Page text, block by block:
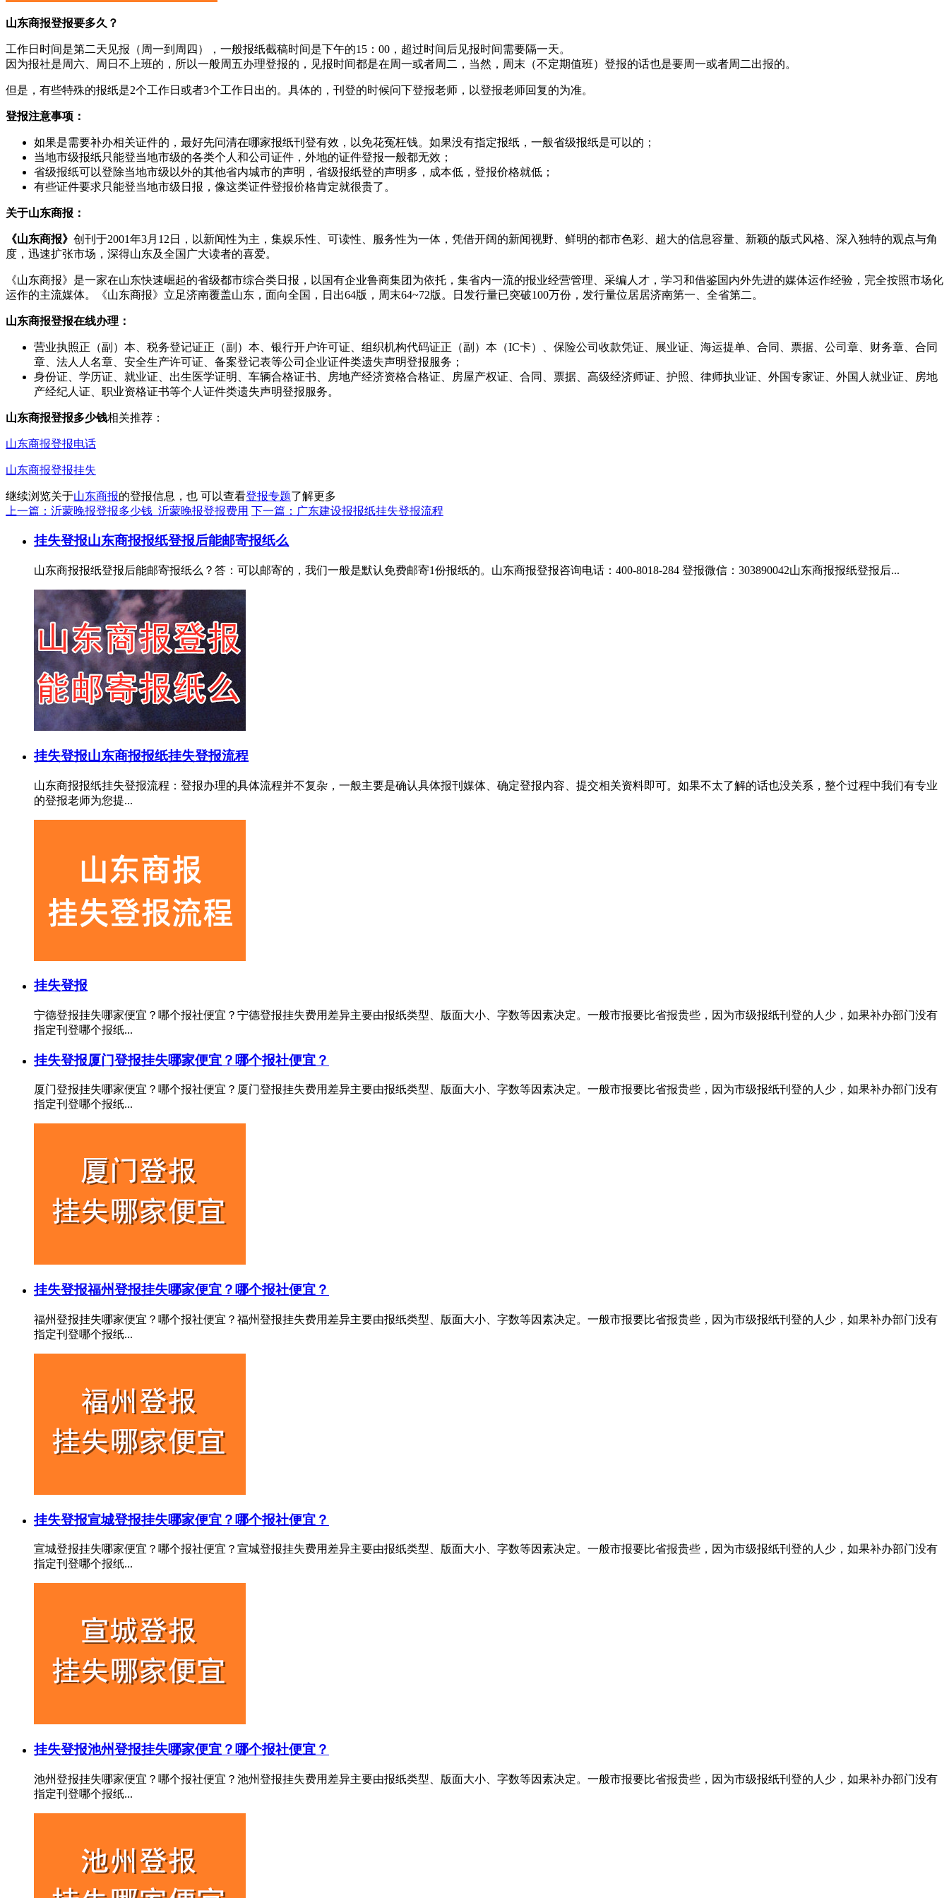
山东商报登报要多久？
工作日时间是第二天见报（周一到周四），一般报纸截稿时间是下午的15：00，超过时间后见报时间需要隔一天。
因为报社是周六、周日不上班的，所以一般周五办理登报的，见报时间都是在周一或者周二，当然，周末（不定期值班）登报的话也是要周一或者周二出报的。
但是，有些特殊的报纸是2个工作日或者3个工作日出的。具体的，刊登的时候问下登报老师，以登报老师回复的为准。
登报注意事项：
如果是需要补办相关证件的，最好先问清在哪家报纸刊登有效，以免花冤枉钱。如果没有指定报纸，一般省级报纸是可以的；
当地市级报纸只能登当地市级的各类个人和公司证件，外地的证件登报一般都无效；
省级报纸可以登除当地市级以外的其他省内城市的声明，省级报纸登的声明多，成本低，登报价格就低；
有些证件要求只能登当地市级日报，像这类证件登报价格肯定就很贵了。
关于山东商报：
《山东商报》 创刊于2001年3月12日，以新闻性为主，集娱乐性、可读性、服务性为一体，凭借开阔的新闻视野、鲜明的都市色彩、超大的信息容量、新颖的版式风格、深入独特的观点与角
度，迅速扩张市场，深得山东及全国广大读者的喜爱。
《山东商报》是一家在山东快速崛起的省级都市综合类日报，以国有企业鲁商集团为依托，集省内一流的报业经营管理、采编人才，学习和借鉴国内外先进的媒体运作经验，完全按照市场化
运作的主流媒体。《山东商报》立足济南覆盖山东，面向全国，日出64版，周末64~72版。日发行量已突破100万份，发行量位居居济南第一、全省第二。
山东商报登报在线办理：
营业执照正（副）本、税务登记证正（副）本、银行开户许可证、组织机构代码证正（副）本（IC卡）、保险公司收款凭证、展业证、海运提单、合同、票据、公司章、财务章、合同
章、法人人名章、安全生产许可证、备案登记表等公司企业证件类遗失声明登报服务；
身份证、学历证、就业证、出生医学证明、车辆合格证书、房地产经济资格合格证、房屋产权证、合同、票据、高级经济师证、护照、律师执业证、外国专家证、外国人就业证、房地
产经纪人证、职业资格证书等个人证件类遗失声明登报服务。
山东商报登报多少钱相关推荐：
山东商报登报电话
山东商报登报挂失
继续浏览关于山东商报的登报信息，也 可以查看登报专题了解更多
上一篇：沂蒙晚报登报多少钱_沂蒙晚报登报费用 下一篇：广东建设报报纸挂失登报流程
挂失登报山东商报报纸登报后能邮寄报纸么
山东商报报纸登报后能邮寄报纸么？答：可以邮寄的，我们一般是默认免费邮寄1份报纸的。山东商报登报咨询电话：400-8018-284 登报微信：303890042山东商报报纸登报后...
挂失登报山东商报报纸挂失登报流程
山东商报报纸挂失登报流程：登报办理的具体流程并不复杂，一般主要是确认具体报刊媒体、确定登报内容、提交相关资料即可。如果不太了解的话也没关系，整个过程中我们有专业
的登报老师为您提...
挂失登报
宁德登报挂失哪家便宜？哪个报社便宜？宁德登报挂失费用差异主要由报纸类型、版面大小、字数等因素决定。一般市报要比省报贵些，因为市级报纸刊登的人少，如果补办部门没有
指定刊登哪个报纸...
挂失登报厦门登报挂失哪家便宜？哪个报社便宜？
厦门登报挂失哪家便宜？哪个报社便宜？厦门登报挂失费用差异主要由报纸类型、版面大小、字数等因素决定。一般市报要比省报贵些，因为市级报纸刊登的人少，如果补办部门没有
指定刊登哪个报纸...
挂失登报福州登报挂失哪家便宜？哪个报社便宜？
福州登报挂失哪家便宜？哪个报社便宜？福州登报挂失费用差异主要由报纸类型、版面大小、字数等因素决定。一般市报要比省报贵些，因为市级报纸刊登的人少，如果补办部门没有
指定刊登哪个报纸...
挂失登报宣城登报挂失哪家便宜？哪个报社便宜？
宣城登报挂失哪家便宜？哪个报社便宜？宣城登报挂失费用差异主要由报纸类型、版面大小、字数等因素决定。一般市报要比省报贵些，因为市级报纸刊登的人少，如果补办部门没有
指定刊登哪个报纸...
挂失登报池州登报挂失哪家便宜？哪个报社便宜？
池州登报挂失哪家便宜？哪个报社便宜？池州登报挂失费用差异主要由报纸类型、版面大小、字数等因素决定。一般市报要比省报贵些，因为市级报纸刊登的人少，如果补办部门没有
指定刊登哪个报纸...